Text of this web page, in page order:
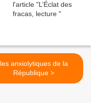
les anxiolytiques de la
République >